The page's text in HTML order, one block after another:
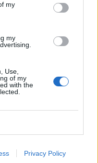
my
my
Use,
of my
with the
Privacy Policy
31/07/2026
υψηλότερες αμοιβές
Ελλάδα το 2026
τα νέα